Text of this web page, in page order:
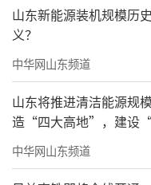
山东新能源装机规模历
义？
中华网山东频道
山东将推进清洁能源规
造“四大高地”，建设“
中华网山东频道